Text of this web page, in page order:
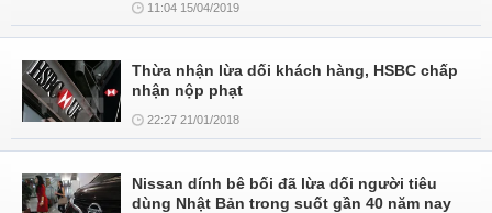
11:04 15/04/2019
Thừa nhận lừa dối khách hàng, HSBC chấp
nhận nộp phạt
22:27 21/01/2018
Nissan dính bê bối đã lừa dối người tiêu
dùng Nhật Bản trong suốt gần 40 năm nay